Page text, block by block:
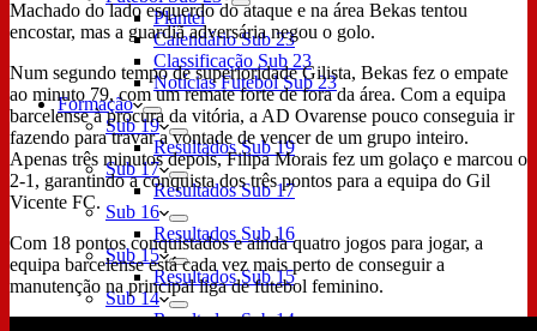
Plantel
Calendário Sub 23
Classificação Sub 23
Notícias Futebol Sub 23
Formação
Sub 19
Resultados Sub 19
Sub 17
Resultados Sub 17
Sub 16
Resultados Sub 16
Sub 15
Resultados Sub 15
Sub 14
Resultados Sub 14
Machado do lado esquerdo do ataque e na área Bekas tentou
encostar, mas a guardiã adversária negou o golo.
Num segundo tempo de superioridade Gilista, Bekas fez o empate
ao minuto 79, com um remate forte de fora da área. Com a equipa
barcelense à procura da vitória, a AD Ovarense pouco conseguia ir
fazendo para travar a vontade de vencer de um grupo inteiro.
Apenas três minutos depois, Filipa Morais fez um golaço e marcou o
2-1, garantindo a conquista dos três pontos para a equipa do Gil
Vicente FC.
Com 18 pontos conquistados e ainda quatro jogos para jogar, a
equipa barcelense está cada vez mais perto de conseguir a
manutenção na principal liga de futebol feminino.